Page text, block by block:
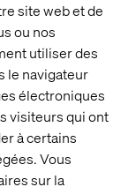
site web et de
ou nos
utiliser des
le navigateur
électroniques
visiteurs qui ont
à certains
Vous
sur la